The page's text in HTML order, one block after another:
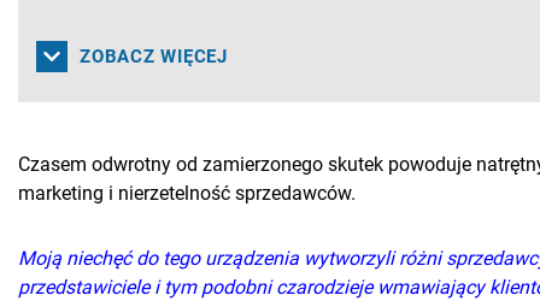
ZOBACZ WIĘCEJ
Czasem odwrotny od zamierzonego skutek powoduje
marketing i nierzetelność sprzedawców.
Moją niechęć do tego urządzenia wytworzyli różni
przedstawiciele i tym podobni czarodzieje wmawiający